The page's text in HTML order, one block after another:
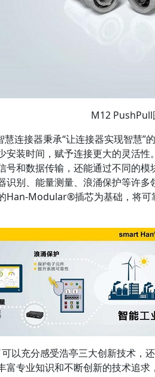
M12 PushPull
连接器秉承“让连接器实现智慧
安装时间，赋予连接更大的灵活
号和数据传输，还能通过不同的
识别、能量测量、浪涌保护等许
Han-Modular®插芯为基础，将可
以充分感受浩亭三大创新技术，
富专业知识和不断创新的技术追